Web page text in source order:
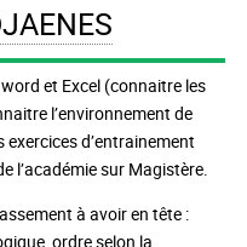
et Excel (connaitre les
l’environnement de
d’entrainement
l’académie sur Magistère.
à avoir en tête :
ordre selon la